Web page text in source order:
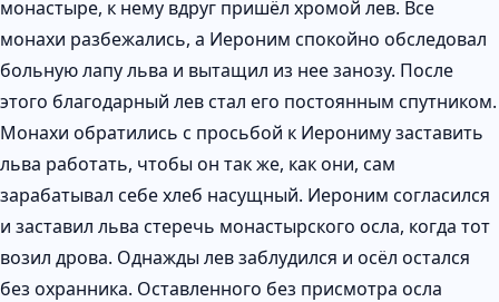
монастыре, к нему вдруг пришёл хромой лев. Все
монахи разбежались, а Иероним спокойно обследовал
больную лапу льва и вытащил из нее занозу. После
этого благодарный лев стал его постоянным спутником.
Монахи обратились с просьбой к Иерониму заставить
льва работать, чтобы он так же, как они, сам
зарабатывал себе хлеб насущный. Иероним согласился
и заставил льва стеречь монастырского осла, когда тот
возил дрова. Однажды лев заблудился и осёл остался
без охранника. Оставленного без присмотра осла